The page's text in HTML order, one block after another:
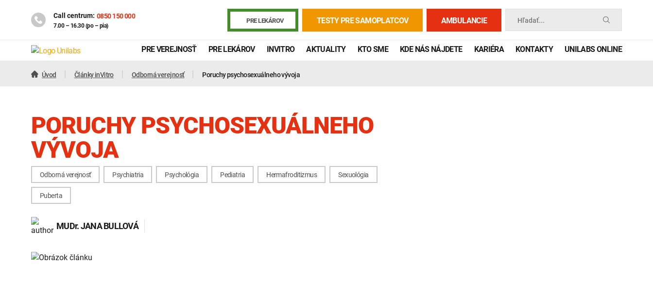
Call centrum: 0850 150 000
7.00 – 16.30 (po – pia)
PRE LEKÁROV TESTY PRE SAMOPLATCOV AMBULANCIE Hľadať...
Genetika Covid-19 Žiadanky a tlačivá Výsledky vyšetrení Kortizol
PRE VEREJNOSŤ PRE LEKÁROV INVITRO AKTUALITY KTO SME KDE NÁS NÁJDETE KARIÉRA KONTAKTY UNILABS ONLINE
Úvod Články inVitro Odborná verejnosť Poruchy psychosexuálneho vývoja
PORUCHY PSYCHOSEXUÁLNEHO
VÝVOJA
Odborná verejnosť Psychiatria Psychológia Pediatria Hermafroditizmus Sexuológia
Puberta
MUDr.JANA BULLOVÁ